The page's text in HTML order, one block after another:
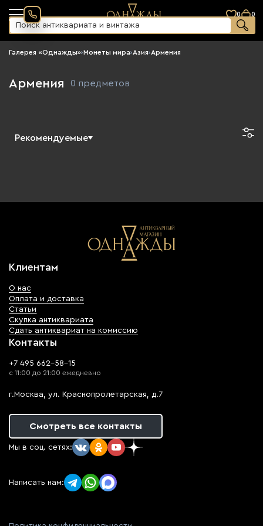
0 0
Галерея «Однажды»›Монеты мира›Азия›Армения
Армения 0 предметов
Рекомендуемые
Клиентам
О нас
Оплата и доставка
Статьи
Скупка антиквариата
Сдать антиквариат на комиссию
Контакты
+7 495 662-58-15
с 11:00 до 21:00 ежедневно
г.Москва, ул. Краснопролетарская, д.7
Смотреть все контакты
Мы в соц. сетях:
Написать нам: